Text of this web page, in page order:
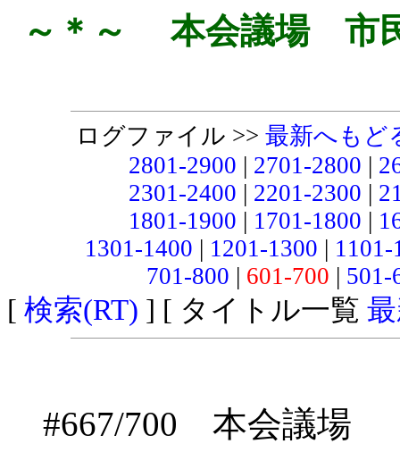
～＊～ 本会議場 市
ログファイル >> 最新へもど
2801-2900 | 2701-2800 |
2301-2400 | 2201-2300 |
1801-1900 | 1701-1800 |
1301-1400 | 1201-1300 |
701-800 | 601-700 |
[ 検索(RT) ] [ タイトル一覧
#667/700 本会議場